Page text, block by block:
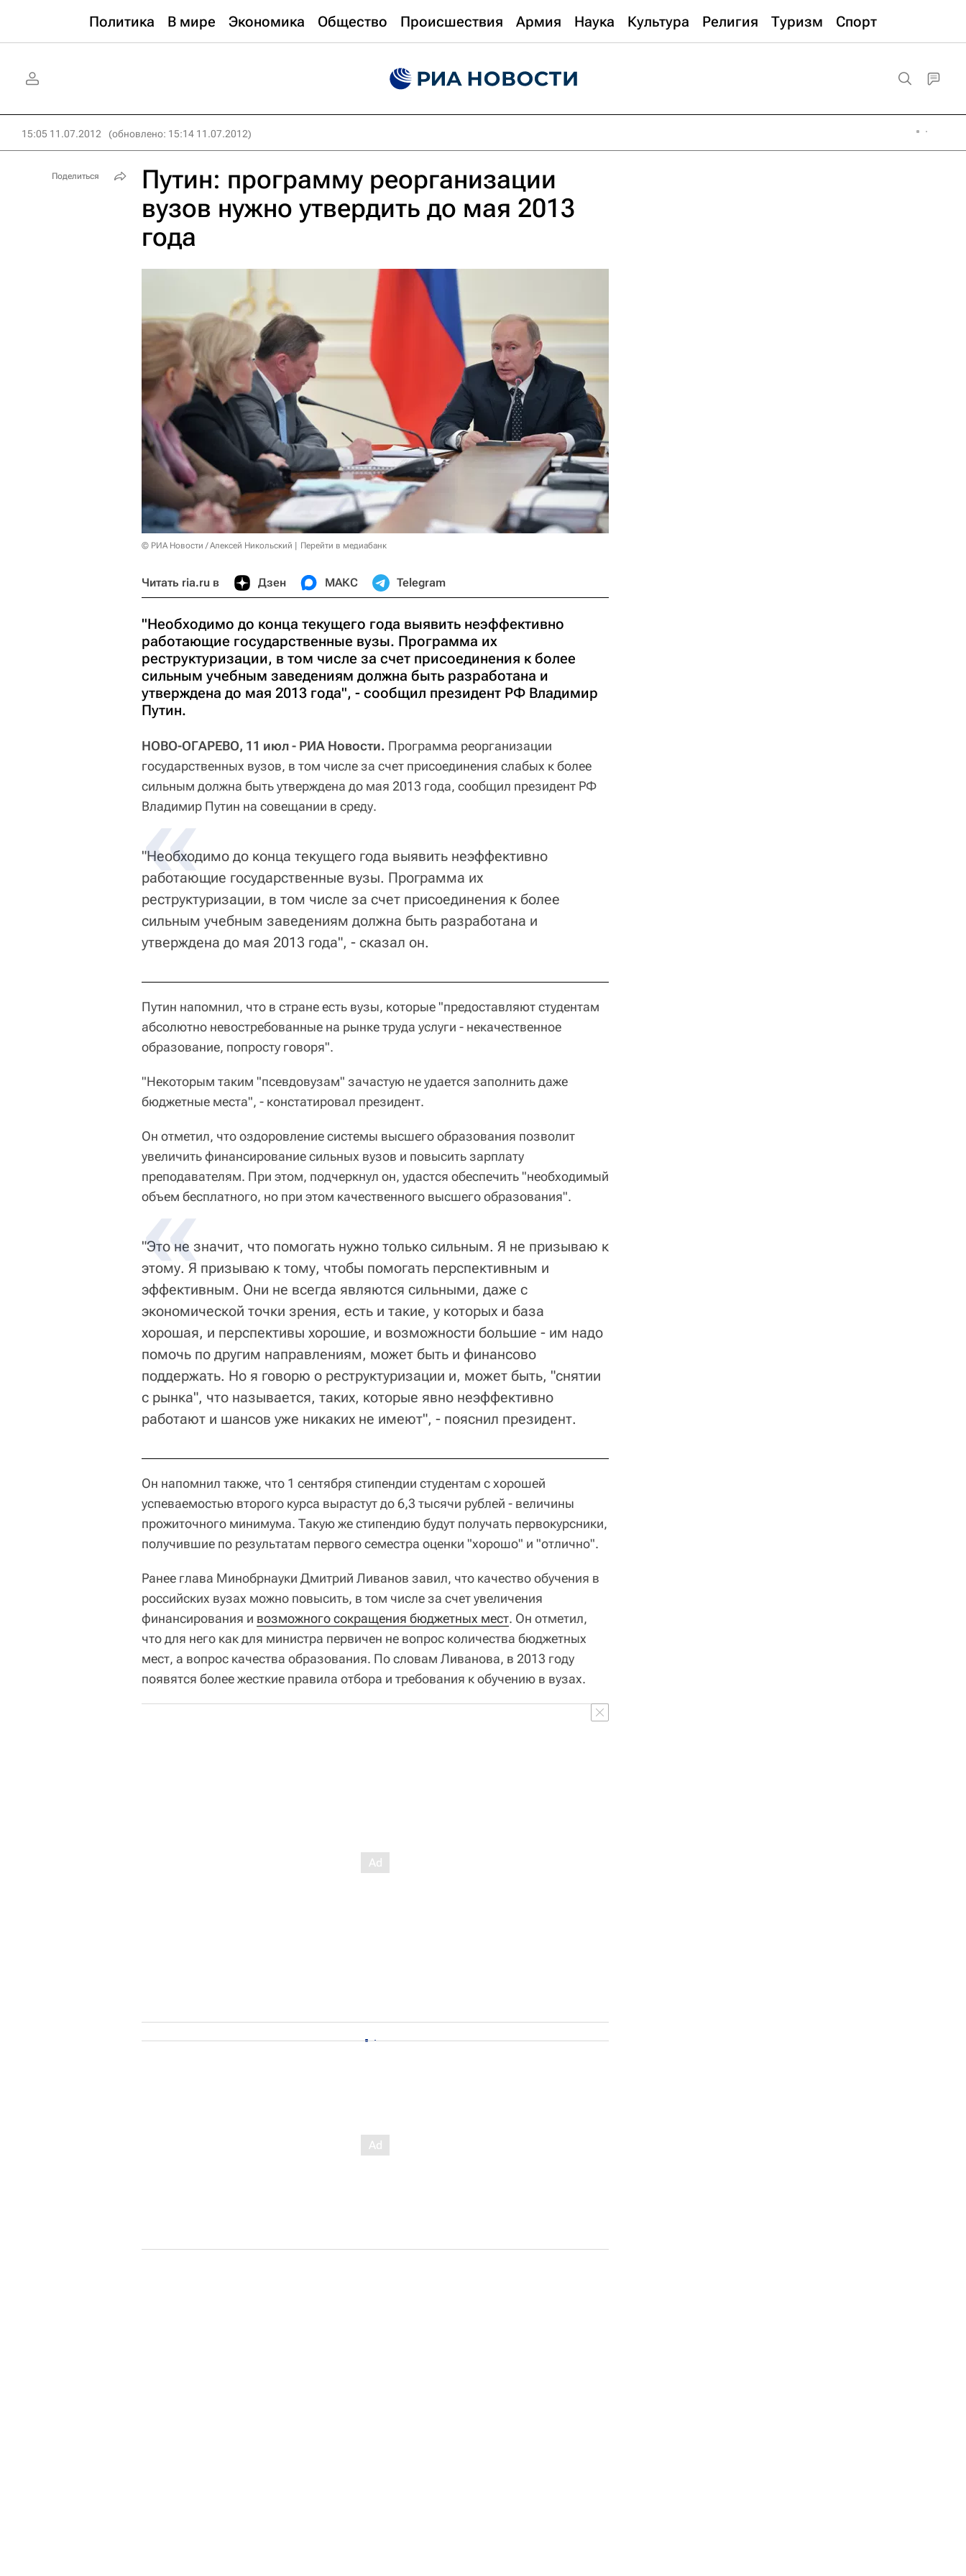
Политика В мире Экономика Общество Происшествия Армия Наука Культура Религия Туризм Спорт
15:05 11.07.2012 (обновлено: 15:14 11.07.2012)
Путин: программу реорганизации
вузов нужно утвердить до мая 2013
года
© РИА Новости / Алексей Никольский Перейти в медиабанк
Читать ria.ru в Дзен МАКС Telegram
"Необходимо до конца текущего года выявить неэффективно
работающие государственные вузы. Программа их
реструктуризации, в том числе за счет присоединения к более
сильным учебным заведениям должна быть разработана и
утверждена до мая 2013 года", - сообщил президент РФ Владимир
Путин.
НОВО-ОГАРЕВО, 11 июл - РИА Новости. Программа реорганизации
государственных вузов, в том числе за счет присоединения слабых к более
сильным должна быть утверждена до мая 2013 года, сообщил президент РФ
Владимир Путин на совещании в среду.
"Необходимо до конца текущего года выявить неэффективно
работающие государственные вузы. Программа их
реструктуризации, в том числе за счет присоединения к более
сильным учебным заведениям должна быть разработана и
утверждена до мая 2013 года", - сказал он.
Путин напомнил, что в стране есть вузы, которые "предоставляют студентам
абсолютно невостребованные на рынке труда услуги - некачественное
образование, попросту говоря".
"Некоторым таким "псевдовузам" зачастую не удается заполнить даже
бюджетные места", - констатировал президент.
Он отметил, что оздоровление системы высшего образования позволит
увеличить финансирование сильных вузов и повысить зарплату
преподавателям. При этом, подчеркнул он, удастся обеспечить "необходимый
объем бесплатного, но при этом качественного высшего образования".
"Это не значит, что помогать нужно только сильным. Я не призываю к
этому. Я призываю к тому, чтобы помогать перспективным и
эффективным. Они не всегда являются сильными, даже с
экономической точки зрения, есть и такие, у которых и база
хорошая, и перспективы хорошие, и возможности большие - им надо
помочь по другим направлениям, может быть и финансово
поддержать. Но я говорю о реструктуризации и, может быть, "снятии
с рынка", что называется, таких, которые явно неэффективно
работают и шансов уже никаких не имеют", - пояснил президент.
Он напомнил также, что 1 сентября стипендии студентам с хорошей
успеваемостью второго курса вырастут до 6,3 тысячи рублей - величины
прожиточного минимума. Такую же стипендию будут получать первокурсники,
получившие по результатам первого семестра оценки "хорошо" и "отлично".
Ранее глава Минобрнауки Дмитрий Ливанов завил, что качество обучения в
российских вузах можно повысить, в том числе за счет увеличения
финансирования и возможного сокращения бюджетных мест. Он отметил,
что для него как для министра первичен не вопрос количества бюджетных
мест, а вопрос качества образования. По словам Ливанова, в 2013 году
появятся более жесткие правила отбора и требования к обучению в вузах.
Поделиться